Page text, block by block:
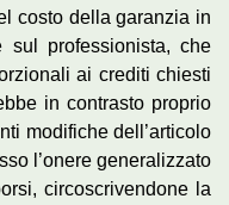
costo della garanzia in
professionista, che
ai crediti chiesti
in contrasto proprio
modifiche dell’articolo
l’onere generalizzato
circoscrivendone la